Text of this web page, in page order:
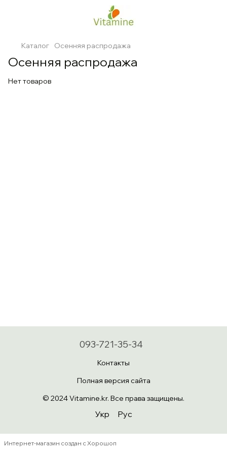
Каталог Осенняя распродажа
Осенняя распродажа
Нет товаров
093-721-35-34
Контакты
Полная версия сайта
© 2024 Vitamine.kr. Все права защищены.
Укр Рус
Интернет-магазин создан с Хорошоп